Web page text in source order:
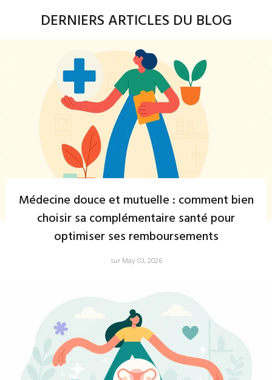
DERNIERS ARTICLES DU BLOG
Médecine douce et mutuelle : comment bien
choisir sa complémentaire santé pour
optimiser ses remboursements
sur May 03, 2026